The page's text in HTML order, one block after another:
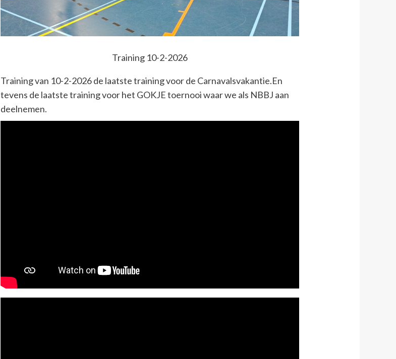
Training 10-2-2026
Training van 10-2-2026 de laatste training voor de Carnavalsvakantie.En
tevens de laatste training voor het GOKJE toernooi waar we als NBBJ aan
deelnemen.